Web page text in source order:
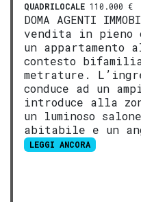
QUADRILOCALE 110.000 €
DOMA AGENTI
vendita in pieno
un
contesto
metrature.
conduce ad un
introduce alla
un luminoso
abitabile e un
LEGGI ANCORA